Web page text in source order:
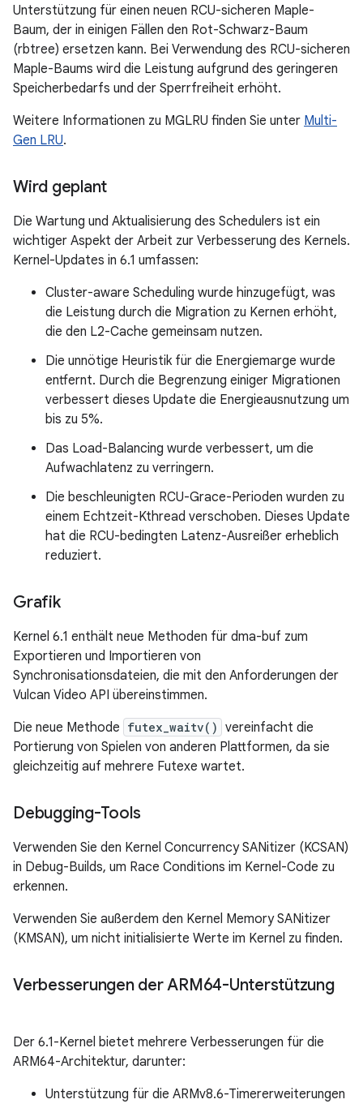
Unterstützung für einen neuen RCU-sicheren Maple-
Baum, der in einigen Fällen den Rot-Schwarz-Baum
(rbtree) ersetzen kann. Bei Verwendung des RCU-sicheren
Maple-Baums wird die Leistung aufgrund des geringeren
Speicherbedarfs und der Sperrfreiheit erhöht.
Weitere Informationen zu MGLRU finden Sie unter Multi-
Gen LRU.
Wird geplant
Die Wartung und Aktualisierung des Schedulers ist ein
wichtiger Aspekt der Arbeit zur Verbesserung des Kernels.
Kernel-Updates in 6.1 umfassen:
Cluster-aware Scheduling wurde hinzugefügt, was
die Leistung durch die Migration zu Kernen erhöht,
die den L2-Cache gemeinsam nutzen.
Die unnötige Heuristik für die Energiemarge wurde
entfernt. Durch die Begrenzung einiger Migrationen
verbessert dieses Update die Energieausnutzung um
bis zu 5%.
Das Load-Balancing wurde verbessert, um die
Aufwachlatenz zu verringern.
Die beschleunigten RCU-Grace-Perioden wurden zu
einem Echtzeit-Kthread verschoben. Dieses Update
hat die RCU-bedingten Latenz-Ausreißer erheblich
reduziert.
Grafik
Kernel 6.1 enthält neue Methoden für dma-buf zum
Exportieren und Importieren von
Synchronisationsdateien, die mit den Anforderungen der
Vulcan Video API übereinstimmen.
Die neue Methode futex_waitv() vereinfacht die
Portierung von Spielen von anderen Plattformen, da sie
gleichzeitig auf mehrere Futexe wartet.
Debugging-Tools
Verwenden Sie den Kernel Concurrency SANitizer (KCSAN)
in Debug-Builds, um Race Conditions im Kernel-Code zu
erkennen.
Verwenden Sie außerdem den Kernel Memory SANitizer
(KMSAN), um nicht initialisierte Werte im Kernel zu finden.
Verbesserungen der ARM64-Unterstützung
Der 6.1-Kernel bietet mehrere Verbesserungen für die
ARM64-Architektur, darunter:
Unterstützung für die ARMv8.6-Timererweiterungen